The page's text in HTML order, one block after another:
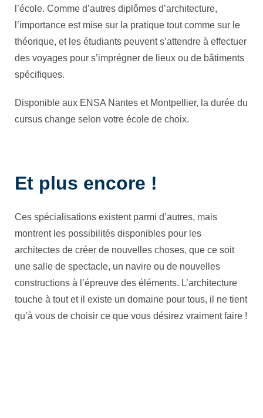
l’école. Comme d’autres diplômes d’architecture,
l’importance est mise sur la pratique tout comme sur le
théorique, et les étudiants peuvent s’attendre à effectuer
des voyages pour s’imprégner de lieux ou de bâtiments
spécifiques.
Disponible aux ENSA Nantes et Montpellier, la durée du
cursus change selon votre école de choix.
Et plus encore !
Ces spécialisations existent parmi d’autres, mais
montrent les possibilités disponibles pour les
architectes de créer de nouvelles choses, que ce soit
une salle de spectacle, un navire ou de nouvelles
constructions à l’épreuve des éléments. L’architecture
touche à tout et il existe un domaine pour tous, il ne tient
qu’à vous de choisir ce que vous désirez vraiment faire !